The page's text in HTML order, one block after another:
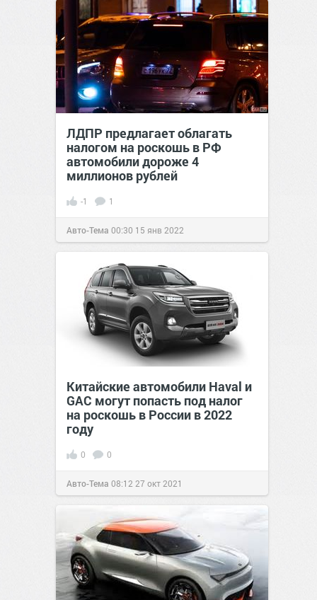
ЛДПР предлагает облагать
налогом на роскошь в РФ
автомобили дороже 4
миллионов рублей
-1 1
Авто-Тема 00:30 15 янв 2022
Китайские автомобили Haval и
GAC могут попасть под налог
на роскошь в России в 2022
году
0 0
Авто-Тема 08:12 27 окт 2021